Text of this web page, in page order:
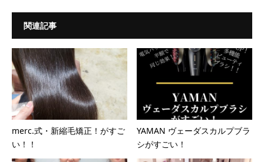
関連記事
merc.式・新縮毛矯正！がすご
い！！
YAMAN ヴェーダスカルプブラ
シがすごい！